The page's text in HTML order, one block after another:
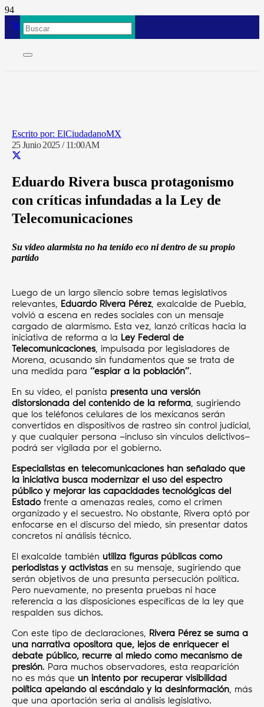
ElCiudadanoMX
25 Junio 2025 / 11:00AM
Eduardo Rivera busca protagonismo
con críticas infundadas a la Ley de
Telecomunicaciones
Su video alarmista no ha tenido eco ni dentro de su propio
partido
Luego de un largo silencio sobre temas legislativos
relevantes, Eduardo Rivera Pérez, exalcalde de Puebla,
volvió a escena en redes sociales con un mensaje
cargado de alarmismo. Esta vez, lanzó críticas hacia la
iniciativa de reforma a la Ley Federal de
Telecomunicaciones, impulsada por legisladores de
Morena, acusando sin fundamentos que se trata de
una medida para “espiar a la población”.
En su video, el panista presenta una versión
distorsionada del contenido de la reforma, sugiriendo
que los teléfonos celulares de los mexicanos serán
convertidos en dispositivos de rastreo sin control judicial,
y que cualquier persona —incluso sin vínculos delictivos—
podrá ser vigilada por el gobierno.
Especialistas en telecomunicaciones han señalado que
la iniciativa busca modernizar el uso del espectro
público y mejorar las capacidades tecnológicas del
Estadofrente a amenazas reales, como el crimen
organizado y el secuestro. No obstante, Rivera optó por
enfocarse en el discurso del miedo, sin presentar datos
concretos ni análisis técnico.
El exalcalde también utiliza figuras públicas como
periodistas y activistasen su mensaje, sugiriendo que
serán objetivos de una presunta persecución política.
Pero nuevamente, no presenta pruebas ni hace
referencia a las disposiciones específicas de la ley que
respalden sus dichos.
Con este tipo de declaraciones, Rivera Pérez se suma a
una narrativa opositora que, lejos de enriquecer el
debate público, recurre al miedo como mecanismo de
presión. Para muchos observadores, esta reaparición
no es más que un intento por recuperar visibilidad
política apelando al escándalo y la desinformación, más
que una aportación seria al análisis legislativo.